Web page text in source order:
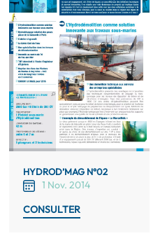
HYDROD’MAG N°02
1 Nov. 2014
CONSULTER